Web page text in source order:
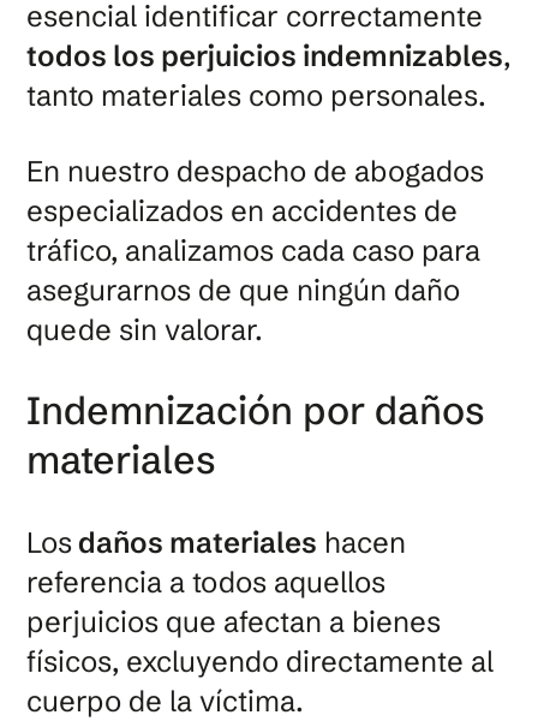
esencial identificar correctamente
todos los perjuicios indemnizables,
tanto materiales como personales.
En nuestro despacho de abogados
especializados en accidentes de
tráfico, analizamos cada caso para
asegurarnos de que ningún daño
quede sin valorar.
Indemnización por daños
materiales
Losdaños materiales hacen
referencia a todos aquellos
perjuicios que afectan a bienes
físicos, excluyendo directamente al
cuerpo de la víctima.